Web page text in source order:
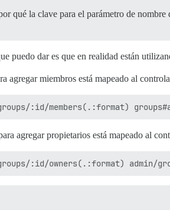
qué la clave para el parámetro de
puedo dar es que en realidad están
agregar miembros está mapeado al
agregar propietarios está mapeado al